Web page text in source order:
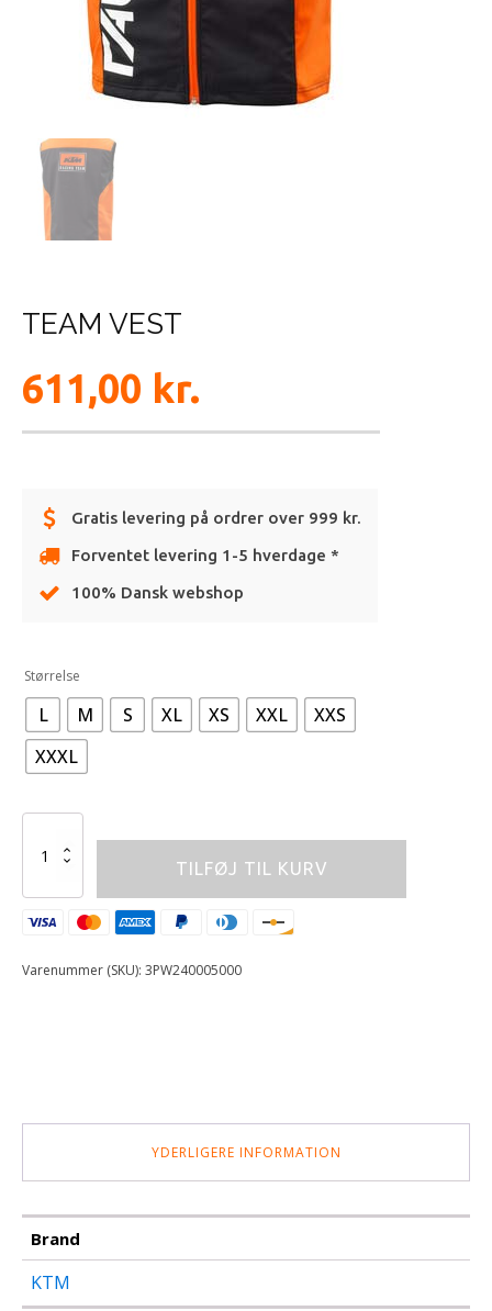
TEAM VEST
611,00 kr.
Gratis levering på ordrer over 999 kr.
Forventet levering 1-5 hverdage *
100% Dansk webshop
Størrelse
L M S XL XS XXL
XXS
XXXL
VEST
TILFØJ TIL KURV
Varenummer (SKU): 3PW240005000
YDERLIGERE INFORMATION
Brand
KTM